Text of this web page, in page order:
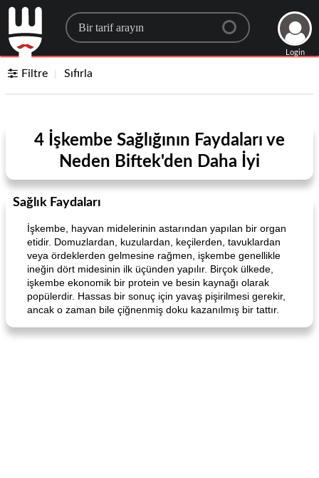
Search for a recipe
Login
Filtre Sıfırla
4 İşkembe Sağlığının Faydaları ve
Neden Biftek'den Daha İyi
Sağlık Faydaları
İşkembe, hayvan midelerinin astarından yapılan bir organ
etidir. Domuzlardan, kuzulardan, keçilerden, tavuklardan
veya ördeklerden gelmesine rağmen, işkembe genellikle
ineğin dört midesinin ilk üçünden yapılır. Birçok ülkede,
işkembe ekonomik bir protein ve besin kaynağı olarak
popülerdir. Hassas bir sonuç için yavaş pişirilmesi gerekir,
ancak o zaman bile çiğnenmiş doku kazanılmış bir tattır.